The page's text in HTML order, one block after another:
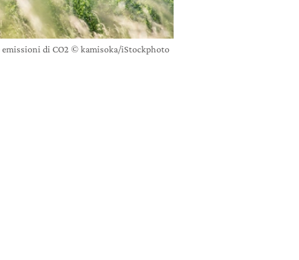
di CO2 © kamisoka/iStockphoto